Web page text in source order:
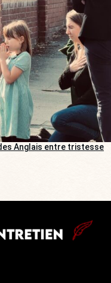
des Anglais entre tristesse